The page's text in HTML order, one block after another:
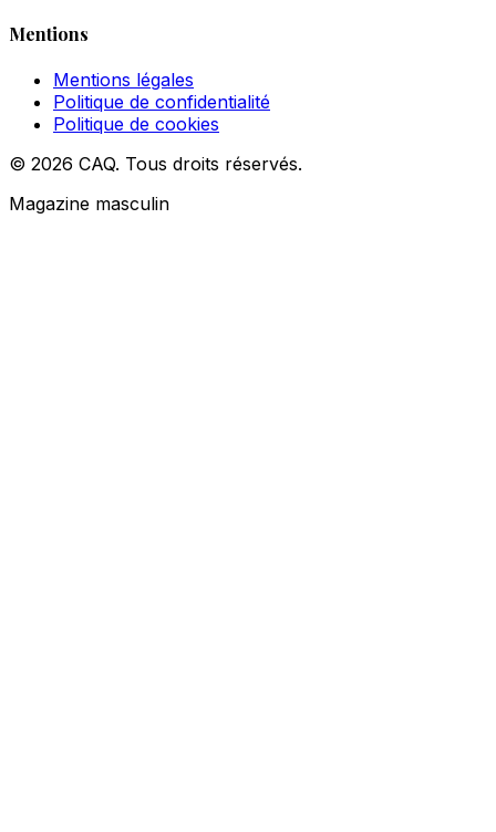
Mentions
Mentions légales
Politique de confidentialité
Politique de cookies
© 2026 CAQ. Tous droits réservés.
Magazine masculin